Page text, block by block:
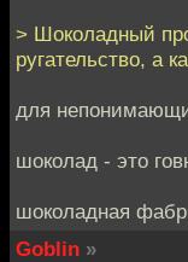
> Шоколадный
ругательство, а
для
шоколад - это
шоколадная
Goblin »